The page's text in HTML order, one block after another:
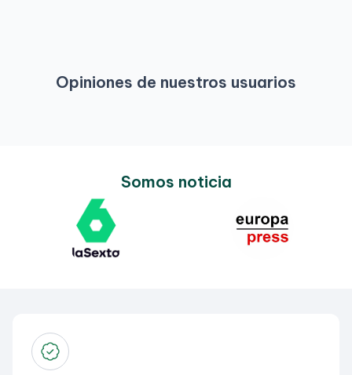
Opiniones de nuestros usuarios
Somos noticia